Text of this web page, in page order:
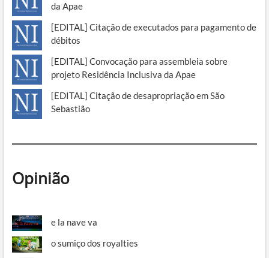
da Apae
[EDITAL] Citação de executados para pagamento de
débitos
[EDITAL] Convocação para assembleia sobre
projeto Residência Inclusiva da Apae
[EDITAL] Citação de desapropriação em São
Sebastião
Opinião
e la nave va
o sumiço dos royalties